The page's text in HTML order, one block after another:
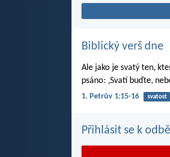
Biblický verš dne
Ale jako je svatý ten,
psáno: ‚Svatí buďte,
1. Petrův 1:15-16 svatost
Přihlásit se k